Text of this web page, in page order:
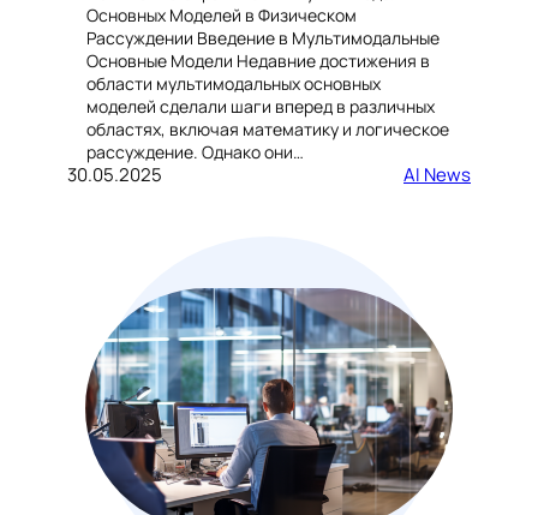
Основных Моделей в Физическом
Рассуждении Введение в Мультимодальные
Основные Модели Недавние достижения в
области мультимодальных основных
моделей сделали шаги вперед в различных
областях, включая математику и логическое
рассуждение. Однако они…
30.05.2025 AI News